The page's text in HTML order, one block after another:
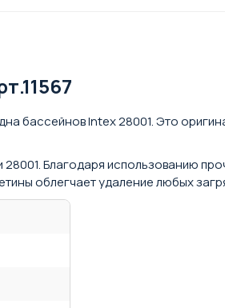
бассейнов Intex 28001. Это
Благодаря использованию
облегчает удаление любых